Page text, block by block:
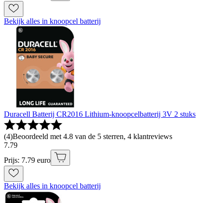
Bekijk alles in knoopcel batterij
Duracell Batterij CR2016 Lithium-knoopcelbatterij 3V 2 stuks
(4)Beoordeeld met 4.8 van de 5 sterren, 4 klantreviews
7.79
Prijs: 7.79 euro
Bekijk alles in knoopcel batterij